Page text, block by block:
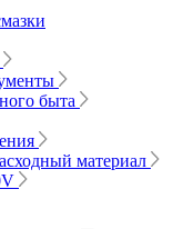
быта
материал